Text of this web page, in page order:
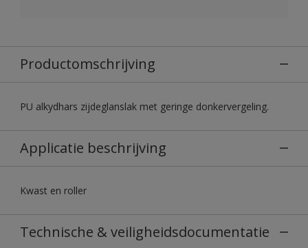
Productomschrijving
PU alkydhars zijdeglanslak met geringe donkervergeling.
Applicatie beschrijving
Kwast en roller
Technische & veiligheidsdocumentatie